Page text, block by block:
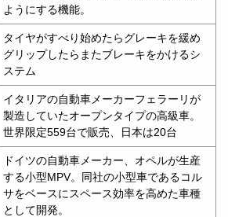
ようにする機能。
タイヤがすべり始めたらグレーキを緩め
グリップしたらまたブレーキをかけるシ
ステム
イタリアの自動車メーカーフェラーリが
製造していたオープンタイプの高級車。
世界限定559台で販売、日本は20台
ドイツの自動車メーカー、オペルが生産
する小型MPV。同社の小型車であるコル
サをベースにスペース効率を高めた車種
として開発。